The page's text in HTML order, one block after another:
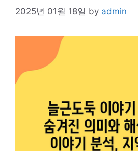
2025년 01월 18일 by admin